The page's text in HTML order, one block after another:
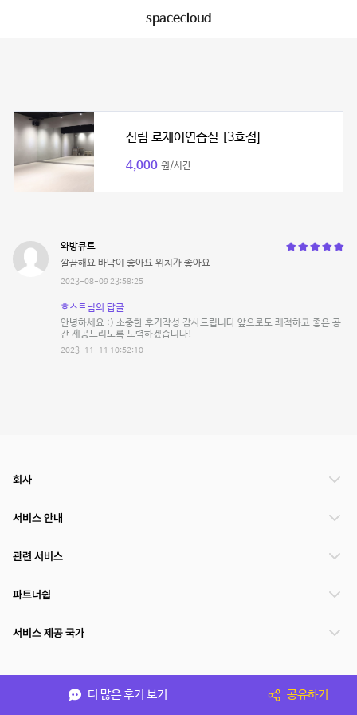
spacecloud
신림 로제이연습실 [3호점]
4,000 원/시간
와방큐트
깔끔해요 바닥이 좋아요 위치가 좋아요
2023-08-09 23:58:25
호스트님의 답글
안녕하세요 :) 소중한 후기작성 감사드립니다 앞으로도 쾌적하고 좋은 공
간 제공드리도록 노력하겠습니다!
2023-11-11 10:52:10
더 많은 후기 보기 공유하기
회사
서비스 안내
관련 서비스
파트너쉽
서비스 제공 국가
(주)NSPACE 사업자정보